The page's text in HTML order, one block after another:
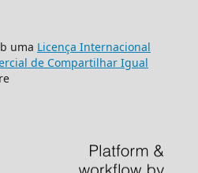
uma Licença Internacional
de Compartilhar Igual